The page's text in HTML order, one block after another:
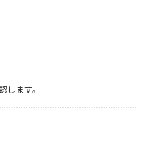
します。